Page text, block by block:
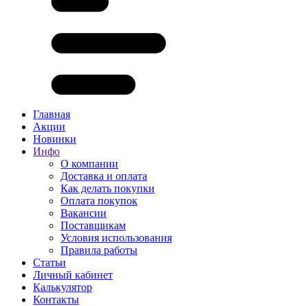
Главная
Акции
Новинки
Инфо
О компании
Доставка и оплата
Как делать покупки
Оплата покупок
Вакансии
Поставщикам
Условия использования
Правила работы
Статьи
Личный кабинет
Калькулятор
Контакты